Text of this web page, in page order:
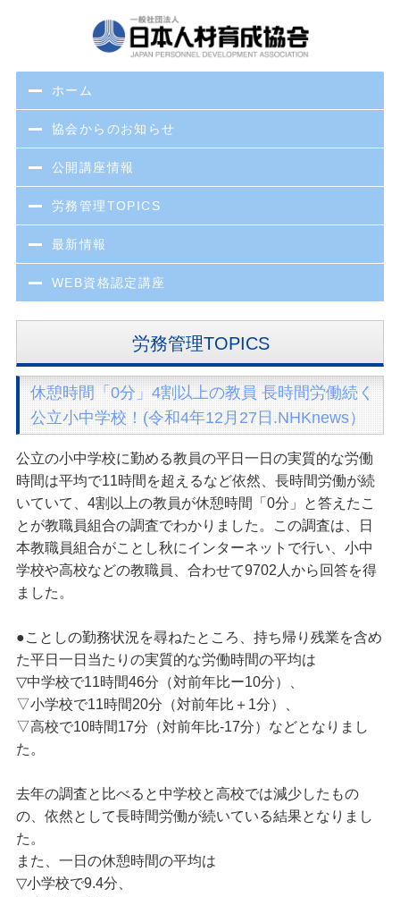
ホーム
協会からのお知らせ
公開講座情報
労務管理TOPICS
最新情報
WEB資格認定講座
労務管理TOPICS
休憩時間「0分」4割以上の教員 長時間労働続く
公立小中学校！(令和4年12月27日.NHKnews）
公立の小中学校に勤める教員の平日一日の実質的な労働
時間は平均で11時間を超えるなど依然、長時間労働が続
いていて、4割以上の教員が休憩時間「0分」と答えたこ
とが教職員組合の調査でわかりました。この調査は、日
本教職員組合がことし秋にインターネットで行い、小中
学校や高校などの教職員、合わせて9702人から回答を得
ました。
●ことしの勤務状況を尋ねたところ、持ち帰り残業を含め
た平日一日当たりの実質的な労働時間の平均は
▽中学校で11時間46分（対前年比ー10分）、
▽小学校で11時間20分（対前年比＋1分）、
▽高校で10時間17分（対前年比-17分）などとなりまし
た。
去年の調査と比べると中学校と高校では減少したもの
の、依然として長時間労働が続いている結果となりまし
た。
また、一日の休憩時間の平均は
▽小学校で9.4分、